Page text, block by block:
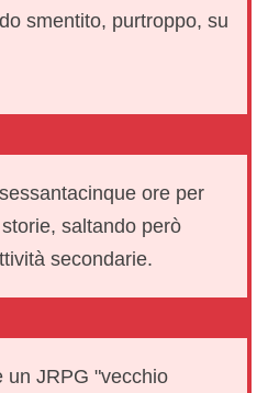
smentito, purtroppo, su
ore per
saltando però
secondarie.
un JRPG "vecchio